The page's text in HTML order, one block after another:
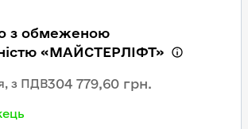
з обмеженою
«МАЙСТЕРЛІФТ»
з ПДВ304 779,60 грн.